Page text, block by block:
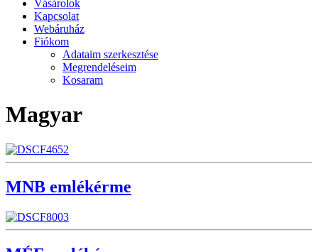
Vásárolok
Kapcsolat
Webáruház
Fiókom
Adataim szerkesztése
Megrendeléseim
Kosaram
Magyar
MNB emlékérme